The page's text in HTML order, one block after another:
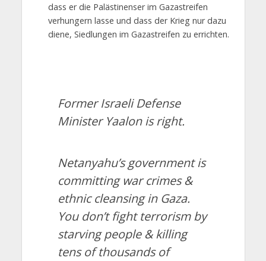
dass er die Palästinenser im Gazastreifen
verhungern lasse und dass der Krieg nur dazu
diene, Siedlungen im Gazastreifen zu errichten.
Former Israeli Defense
Minister Yaalon is right.
Netanyahu’s government is
committing war crimes &
ethnic cleansing in Gaza.
You don’t fight terrorism by
starving people & killing
tens of thousands of